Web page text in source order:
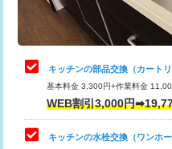
給水管工事※（土の掘削・埋
給水管工事※（塩ビ管（VP・
用/3ｍまで)
給水管工事※（塩ビ管（VP
用（追加）/3ｍ超え)
理・調整・分解・加工など（
止水・漏水調査・防水処理・
理・調整・分解・加工など（
止水・漏水調査・防水処理
理・調整・分解・加工など
お風呂タンク脱着
キッチンの部品交換（カートリ
基本料金 3,300円+作業料金
WEB割引3,000円
キッチンの水栓交換（ワンホー